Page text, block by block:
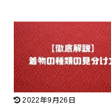
2022年9月26日